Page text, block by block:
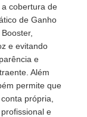
cobertura de
de Ganho
e evitando
e
Além
permite que
própria,
e